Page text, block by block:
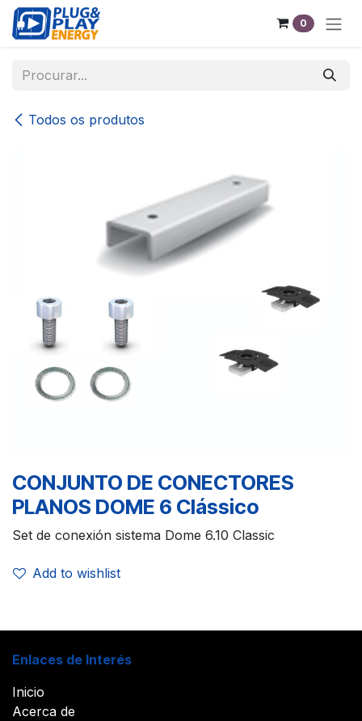
Pular para o conteúdo
0
Todos os produtos
CONJUNTO DE CONECTORES
PLANOS DOME 6 Clássico
Set de conexión sistema Dome 6.10 Classic
Add to wishlist
Enlaces de Interés
Inicio
Acerca de